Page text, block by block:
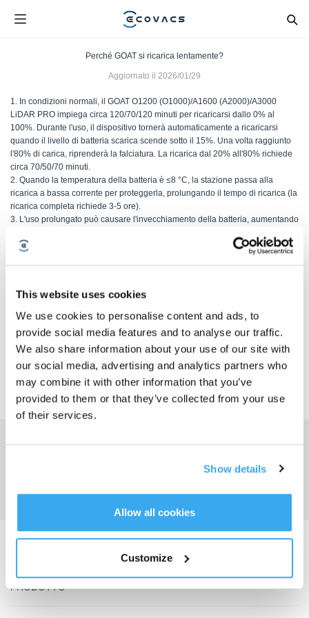
This website uses cookies
We use cookies to personalise content and ads, to
provide social media features and to analyse our traffic.
We also share information about your use of our site with
our social media, advertising and analytics partners who
may combine it with other information that you’ve
provided to them or that they’ve collected from your use
of their services.
Show details
Allow all cookies
Customize
Perché GOAT si ricarica lentamente?
Aggiornato il 2026/01/29
1. In condizioni normali, il GOAT O1200 (O1000)/A1600 (A2000)/A3000
LiDAR PRO impiega circa 120/70/120 minuti per ricaricarsi dallo 0% al
100%. Durante l'uso, il dispositivo tornerà automaticamente a ricaricarsi
quando il livello di batteria scarica scende sotto il 15%. Una volta raggiunto
l'80% di carica, riprenderà la falciatura. La ricarica dal 20% all'80% richiede
circa 70/50/70 minuti.
2. Quando la temperatura della batteria è ≤8 °C, la stazione passa alla
ricarica a bassa corrente per proteggerla, prolungando il tempo di ricarica (la
ricarica completa richiede 3-5 ore).
3. L'uso prolungato può causare l'invecchiamento della batteria, aumentando
Se nessuna delle soluzioni sopra elencate è applicabile, contattare il servizio
SÌ NO
Ottieni le ultime notizie da ECOVACS
INVIARE
PRODOTTO